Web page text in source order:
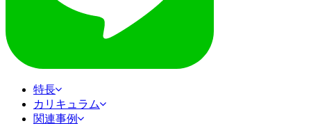
特長
カリキュラム
関連事例